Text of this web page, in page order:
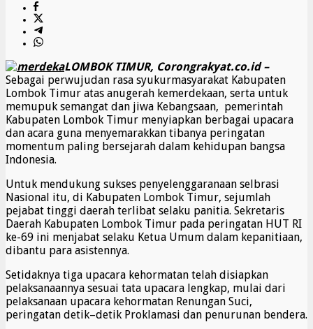
LOMBOK TIMUR, Corongrakyat.co.id –
Sebagai perwujudan rasa syukurmasyarakat Kabupaten
Lombok Timur atas anugerah kemerdekaan, serta untuk
memupuk semangat dan jiwa Kebangsaan, pemerintah
Kabupaten Lombok Timur menyiapkan berbagai upacara
dan acara guna menyemarakkan tibanya peringatan
momentum paling bersejarah dalam kehidupan bangsa
Indonesia.
Untuk mendukung sukses penyelenggaranaan selbrasi
Nasional itu, di Kabupaten Lombok Timur, sejumlah
pejabat tinggi daerah terlibat selaku panitia. Sekretaris
Daerah Kabupaten Lombok Timur pada peringatan HUT RI
ke-69 ini menjabat selaku Ketua Umum dalam kepanitiaan,
dibantu para asistennya.
Setidaknya tiga upacara kehormatan telah disiapkan
pelaksanaannya sesuai tata upacara lengkap, mulai dari
pelaksanaan upacara kehormatan Renungan Suci,
peringatan detik–detik Proklamasi dan penurunan bendera.